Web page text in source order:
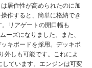
居住性が高められたのに加
作すると、簡単に格納でき
リアゲートの開口幅も
ーズになりました。また、
キボードを採用。デッキボ
外しも可能です。これによ
ています。エンジンは可変